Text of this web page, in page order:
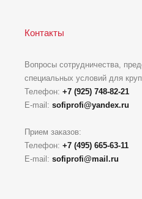
Контакты
Вопросы сотрудничества,
специальных условий для
Телефон: +7 (925) 748-82-21
E-mail: sofiprofi@yandex.ru
Прием заказов:
Телефон: +7 (495) 665-63-11
E-mail: sofiprofi@mail.ru